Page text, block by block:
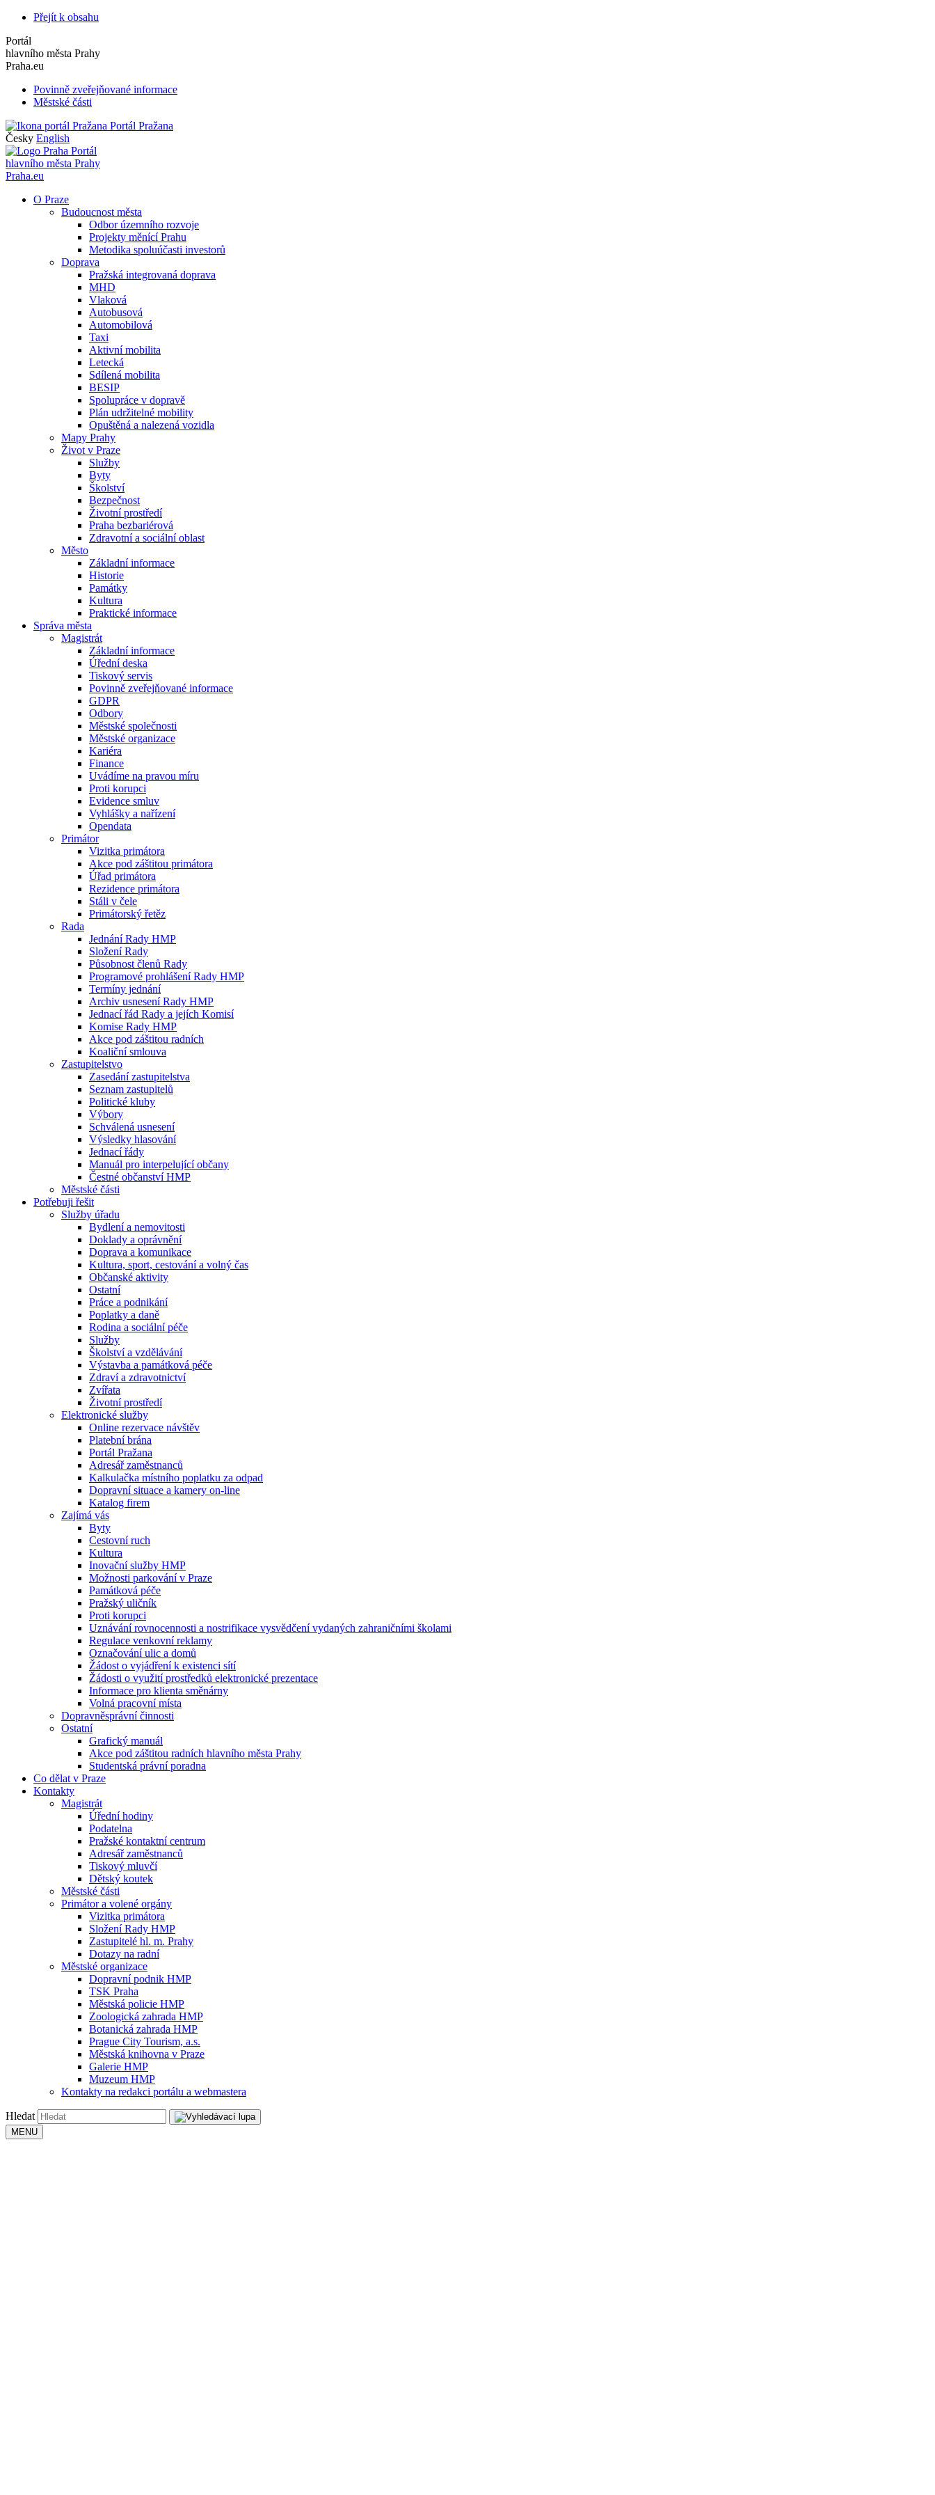
Přejít k obsahu
Portál
hlavního města Prahy
Praha.eu
Povinně zveřejňované informace
Městské části
Portál Pražana
Česky English
Portál
hlavního města Prahy
Praha.eu
O Praze
Budoucnost města
Odbor územního rozvoje
Projekty měnící Prahu
Metodika spoluúčasti investorů
Doprava
Pražská integrovaná doprava
MHD
Vlaková
Autobusová
Automobilová
Taxi
Aktivní mobilita
Letecká
Sdílená mobilita
BESIP
Spolupráce v dopravě
Plán udržitelné mobility
Opuštěná a nalezená vozidla
Mapy Prahy
Život v Praze
Služby
Byty
Školství
Bezpečnost
Životní prostředí
Praha bezbariérová
Zdravotní a sociální oblast
Město
Základní informace
Historie
Památky
Kultura
Praktické informace
Správa města
Magistrát
Základní informace
Úřední deska
Tiskový servis
Povinně zveřejňované informace
GDPR
Odbory
Městské společnosti
Městské organizace
Kariéra
Finance
Uvádíme na pravou míru
Proti korupci
Evidence smluv
Vyhlášky a nařízení
Opendata
Primátor
Vizitka primátora
Akce pod záštitou primátora
Úřad primátora
Rezidence primátora
Stáli v čele
Primátorský řetěz
Rada
Jednání Rady HMP
Složení Rady
Působnost členů Rady
Programové prohlášení Rady HMP
Termíny jednání
Archiv usnesení Rady HMP
Jednací řád Rady a jejích Komisí
Komise Rady HMP
Akce pod záštitou radních
Koaliční smlouva
Zastupitelstvo
Zasedání zastupitelstva
Seznam zastupitelů
Politické kluby
Výbory
Schválená usnesení
Výsledky hlasování
Jednací řády
Manuál pro interpelující občany
Čestné občanství HMP
Městské části
Potřebuji řešit
Služby úřadu
Bydlení a nemovitosti
Doklady a oprávnění
Doprava a komunikace
Kultura, sport, cestování a volný čas
Občanské aktivity
Ostatní
Práce a podnikání
Poplatky a daně
Rodina a sociální péče
Služby
Školství a vzdělávání
Výstavba a památková péče
Zdraví a zdravotnictví
Zvířata
Životní prostředí
Elektronické služby
Online rezervace návštěv
Platební brána
Portál Pražana
Adresář zaměstnanců
Kalkulačka místního poplatku za odpad
Dopravní situace a kamery on-line
Katalog firem
Zajímá vás
Byty
Cestovní ruch
Kultura
Inovační služby HMP
Možnosti parkování v Praze
Památková péče
Pražský uličník
Proti korupci
Uznávání rovnocennosti a nostrifikace vysvědčení vydaných zahraničními školami
Regulace venkovní reklamy
Označování ulic a domů
Žádost o vyjádření k existenci sítí
Žádosti o využití prostředků elektronické prezentace
Informace pro klienta směnárny
Volná pracovní místa
Dopravněsprávní činnosti
Ostatní
Grafický manuál
Akce pod záštitou radních hlavního města Prahy
Studentská právní poradna
Co dělat v Praze
Kontakty
Magistrát
Úřední hodiny
Podatelna
Pražské kontaktní centrum
Adresář zaměstnanců
Tiskový mluvčí
Dětský koutek
Městské části
Primátor a volené orgány
Vizitka primátora
Složení Rady HMP
Zastupitelé hl. m. Prahy
Dotazy na radní
Městské organizace
Dopravní podnik HMP
TSK Praha
Městská policie HMP
Zoologická zahrada HMP
Botanická zahrada HMP
Prague City Tourism, a.s.
Městská knihovna v Praze
Galerie HMP
Muzeum HMP
Kontakty na redakci portálu a webmastera
Hledat
MENU